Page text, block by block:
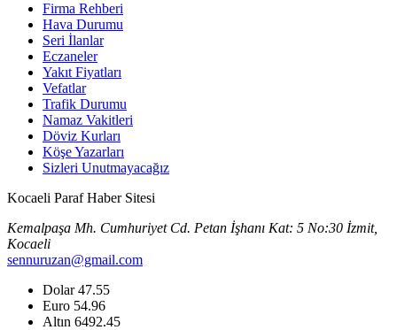
Firma Rehberi
Hava Durumu
Seri İlanlar
Eczaneler
Yakıt Fiyatları
Vefatlar
Trafik Durumu
Namaz Vakitleri
Döviz Kurları
Köşe Yazarları
Sizleri Unutmayacağız
Kocaeli Paraf Haber Sitesi
Kemalpaşa Mh. Cumhuriyet Cd. Petan İşhanı Kat: 5 No:30 İzmit,
Kocaeli
sennuruzan@gmail.com
Dolar47.55
Euro 54.96
Altın 6492.45